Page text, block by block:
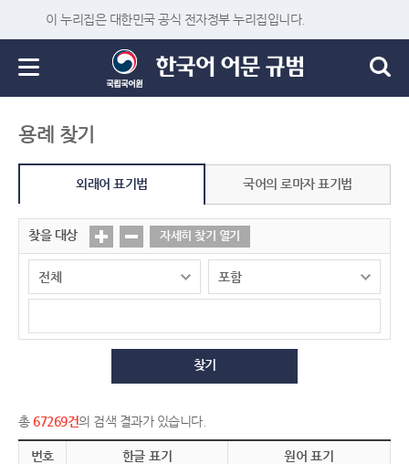
이 누리집은 대한민국 공식 전자정부 누리집입니다.
용례 찾기
외래어 표기법 국어의 로마자 표기법
찾을 대상 자세히 찾기 열기
찾기
총 67269건의 검색 결과가 있습니다.
번호 한글 표기 원어 표기